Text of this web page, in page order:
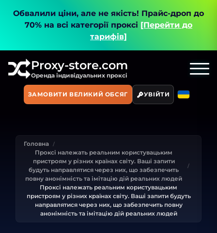
Обвалили ціни, але не якість! Прайс-дроп до
70% на всі категорії проксі [Перейти до
тарифів]
Proxy-store.com
Оренда індивідуальних проксі
ЗАМОВИТИ ВЕЛИКИЙ ОБСЯГ УВІЙТИ
Головна
Проксі належать реальним користувацьким
пристроям у різних країнах світу. Ваші запити
будуть направлятися через них, що забезпечить
повну анонімність та імітацію дій реальних людей
Проксі належать реальним користувацьким
пристроям у різних країнах світу. Ваші запити будуть
направлятися через них, що забезпечить повну
анонімність та імітацію дій реальних людей